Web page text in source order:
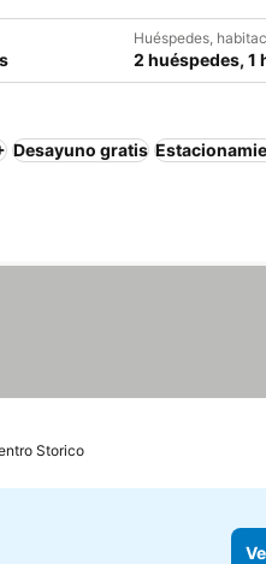
Huéspedes,
2 huéspedes, 1
Desayuno gratis
Storico